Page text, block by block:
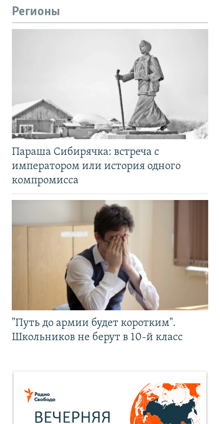
Регионы
Параша Сибирячка: встреча с
императором или история одного
компромисса
"Путь до армии будет коротким".
Школьников не берут в 10-й класс